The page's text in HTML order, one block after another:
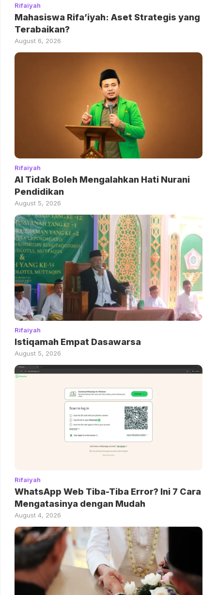
Rifaiyah
Mahasiswa Rifa’iyah: Aset Strategis yang
Terabaikan?
August 6, 2026
Rifaiyah
AI Tidak Boleh Mengalahkan Hati Nurani
Pendidikan
August 5, 2026
Rifaiyah
Istiqamah Empat Dasawarsa
August 5, 2026
Rifaiyah
WhatsApp Web Tiba-Tiba Error? Ini 7 Cara
Mengatasinya dengan Mudah
August 4, 2026